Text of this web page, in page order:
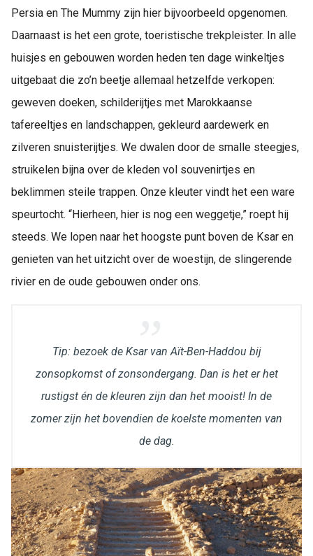
Persia en The Mummy zijn hier bijvoorbeeld opgenomen.
Daarnaast is het een grote, toeristische trekpleister. In alle
huisjes en gebouwen worden heden ten dage winkeltjes
uitgebaat die zo’n beetje allemaal hetzelfde verkopen:
geweven doeken, schilderijtjes met Marokkaanse
tafereeltjes en landschappen, gekleurd aardewerk en
zilveren snuisterijtjes. We dwalen door de smalle steegjes,
struikelen bijna over de kleden vol souvenirtjes en
beklimmen steile trappen. Onze kleuter vindt het een ware
speurtocht. “Hierheen, hier is nog een weggetje,” roept hij
steeds. We lopen naar het hoogste punt boven de Ksar en
genieten van het uitzicht over de woestijn, de slingerende
rivier en de oude gebouwen onder ons.
Tip: bezoek de Ksar van Aït-Ben-Haddou bij
zonsopkomst of zonsondergang. Dan is het er het
rustigst én de kleuren zijn dan het mooist! In de
zomer zijn het bovendien de koelste momenten van
de dag.